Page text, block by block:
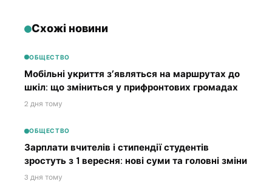
Схожі новини
ОБЩЕСТВО
Мобільні укриття з’являться на маршрутах до
шкіл: що зміниться у прифронтових громадах
2 дня тому
ОБЩЕСТВО
Зарплати вчителів і стипендії студентів
зростуть з 1 вересня: нові суми та головні зміни
3 дня тому